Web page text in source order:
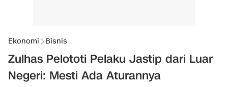
Ekonomi Bisnis
Zulhas Pelototi Pelaku Jastip dari Luar
Negeri: Mesti Ada Aturannya